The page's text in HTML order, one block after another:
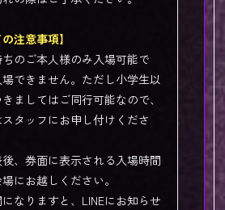
注意事項】
ちのご本人様のみ入場可能で
できません。ただし小学生以
ましてはご同行可能なので、
タッフにお申し付けくださ
後、券面に表示される入場時間
にお越しください。
なりますと、LINEにお知らせ